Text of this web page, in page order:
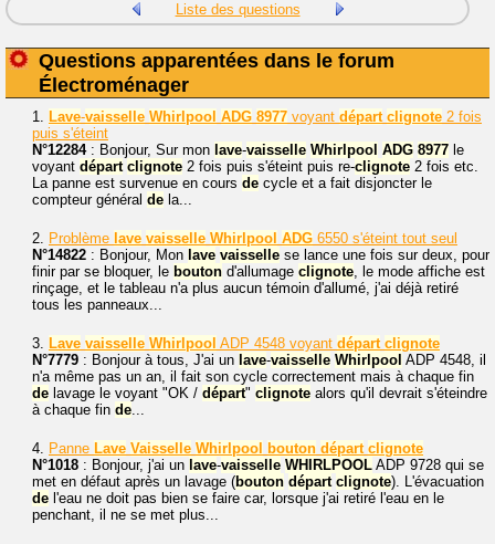
Liste des questions
Questions apparentées dans le forum
Électroménager
1. Lave-vaisselle Whirlpool ADG 8977 voyant départ clignote 2 fois
puis s'éteint
N°12284: Bonjour, Sur mon lave-vaisselle Whirlpool ADG 8977 le
voyant départ clignote 2 fois puis s'éteint puis re-clignote 2 fois etc.
La panne est survenue en cours de cycle et a fait disjoncter le
compteur général de la...
2. Problème lave vaisselle Whirlpool ADG 6550 s'éteint tout seul
N°14822 : Bonjour, Mon lave vaisselle se lance une fois sur deux, pour
finir par se bloquer, le bouton d'allumage clignote, le mode affiche est
rinçage, et le tableau n'a plus aucun témoin d'allumé, j'ai déjà retiré
tous les panneaux...
3. Lave vaisselle Whirlpool ADP 4548 voyant départ clignote
N°7779 : Bonjour à tous, J'ai un lave-vaisselle Whirlpool ADP 4548, il
n'a même pas un an, il fait son cycle correctement mais à chaque fin
de lavage le voyant "OK / départ" clignote alors qu'il devrait s'éteindre
à chaque fin de...
4. Panne Lave Vaisselle Whirlpool bouton départ clignote
N°1018 : Bonjour, j'ai un lave-vaisselle WHIRLPOOL ADP 9728 qui se
met en défaut après un lavage (bouton départ clignote). L'évacuation
de l'eau ne doit pas bien se faire car, lorsque j'ai retiré l'eau en le
penchant, il ne se met plus...